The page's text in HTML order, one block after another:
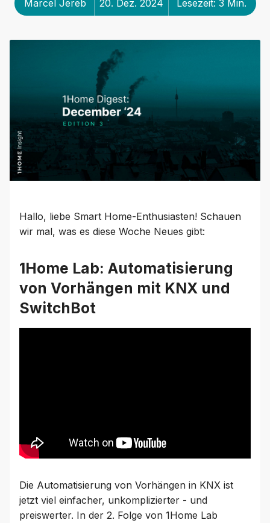
Marcel Jereb 20. Dez. 2024 Lesezeit: 3 Min.
Hallo, liebe Smart Home-Enthusiasten! Schauen
wir mal, was es diese Woche Neues gibt:
1Home Lab: Automatisierung
von Vorhängen mit KNX und
SwitchBot
Die Automatisierung von Vorhängen in KNX ist
jetzt viel einfacher, unkomplizierter - und
preiswerter. In der 2. Folge von 1Home Lab